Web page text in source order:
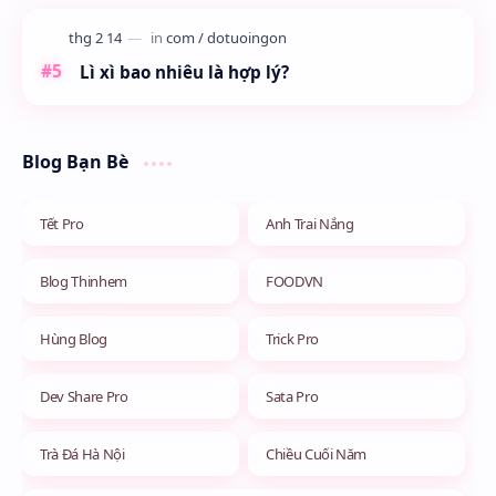
Lì xì bao nhiêu là hợp lý?
Blog Bạn Bè
Tết Pro Anh Trai Nắng
Blog Thinhem FOODVN
Hùng Blog Trick Pro
Dev Share Pro Sata Pro
Trà Đá Hà Nội Chiều Cuối Năm